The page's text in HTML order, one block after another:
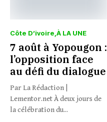
Côte D’ivoire À LA UNE
7 août à Yopougon :
l’opposition face
au défi du dialogue
Par La Rédaction |
Lementor.net À deux jours de
la célébration du...